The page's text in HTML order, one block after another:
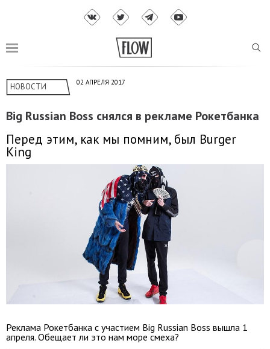
НОВОСТИ 02 АПРЕЛЯ 2017
Big Russian Boss снялся в рекламе Рокетбанка
Перед этим, как мы помним, был Burger
King
Реклама Рокетбанка с участием Big Russian Boss вышла 1
апреля. Обещает ли это нам море смеха?